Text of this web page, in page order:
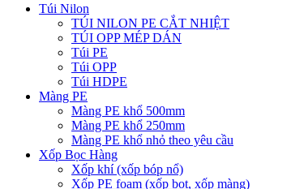
Túi Nilon
TÚI NILON PE CẮT NHIỆT
TÚI OPP MÉP DÁN
Túi PE
Túi OPP
Túi HDPE
Màng PE
Màng PE khổ 500mm
Màng PE khổ 250mm
Màng PE khổ nhỏ theo yêu cầu
Xốp Bọc Hàng
Xốp khí (xốp bóp nổ)
Xốp PE foam (xốp bọt, xốp màng)